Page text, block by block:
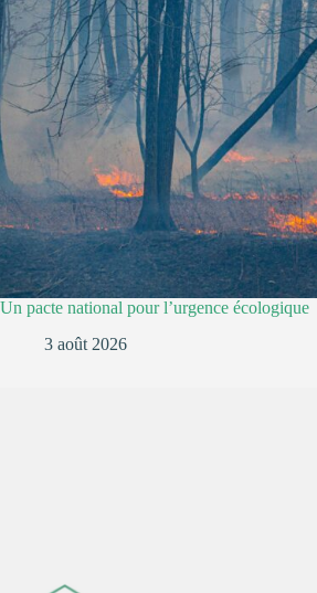
Un pacte national pour l’urgence écologique
3 août 2026